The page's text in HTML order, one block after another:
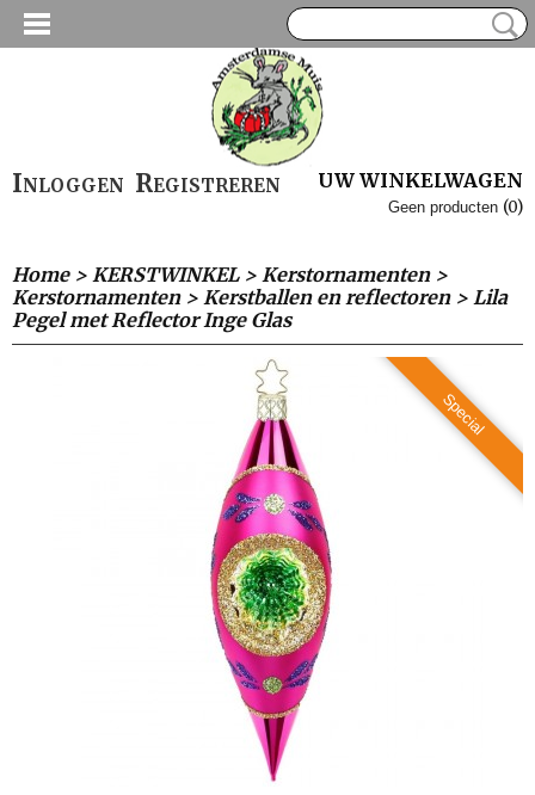
Inloggen Registreren UW WINKELWAGEN
Geen producten (0)
Home> KERSTWINKEL> Kerstornamenten>
Kerstornamenten> Kerstballen en reflectoren> Lila
Pegel met Reflector Inge Glas
Special